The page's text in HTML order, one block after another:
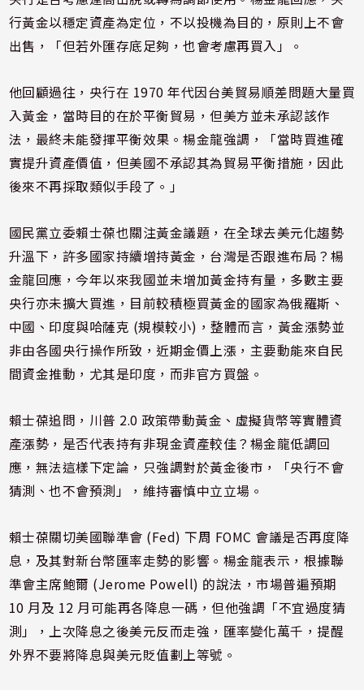
行黃金以穩定資產為定位，不以投機為目的，原則上不會
出售，「但若外匯存底足夠，也會考慮再買入」。
他回顧過往，央行在 1970 年代因台美貿易順差問題大量買
入黃金，當時目的在於平衡貿易，但美方並未承認該作
法，最終未能發揮平衡效果。楊金龍強調，「當時買進確
實提升資產價值，但美國不承認其為貿易平衡措施，因此
後來不再採取類似手段了。」
國民黨立委賴士葆也關注黃金議題，在全球去美元化趨勢
升溫下，許多國家持續增持黃金，台灣是否跟進布局？楊
金龍回應，今年以來我國並未增加黃金持有量，多數主要
央行亦未擴大買進，目前較積極買黃金的國家為俄羅斯、
中國、印度與哈薩克 (規模較小)，整體而言，黃金漲勢並
非由各國央行操作所致，近期金價上漲，主要動能來自民
間資金推動，尤其是印度，而非官方買盤。
賴士葆追問，川普 2.0 政策帶動黃金、虛擬貨幣等實體資
產漲勢，是否代表持有非現金資產較佳？楊金龍低調回
應，無法這樣下定論，只強調對於黃金後市，「央行不會
猜測、也不會預測」，維持審慎中立立場。
賴士葆關切美國聯準會 (Fed) 下周 FOMC 會議是否再度降
息，及其對新台幣匯率走勢的影響。楊金龍表示，根據聯
準會主席鮑爾 (Jerome Powell) 的說法，市場普遍預期
10 月及 12 月可能再各降息一碼，但他強調「不宜過度猜
測」，上次降息之後美元反而走強，匯率變化萬千，提醒
外界不要將降息與美元貶值劃上等號。